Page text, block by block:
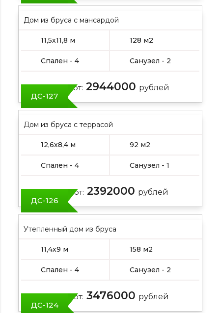
Дом из бруса с мансардой
11,5х11,8 м 128 м2
Спален - 4 Санузел - 2
Цена от: 2944000 рублей
ДС-127
Дом из бруса с террасой
12,6х8,4 м 92 м2
Спален - 4 Санузел - 1
Цена от: 2392000 рублей
ДС-126
Утепленный дом из бруса
11,4х9 м 158 м2
Спален - 4 Санузел - 2
Цена от: 3476000 рублей
ДС-124